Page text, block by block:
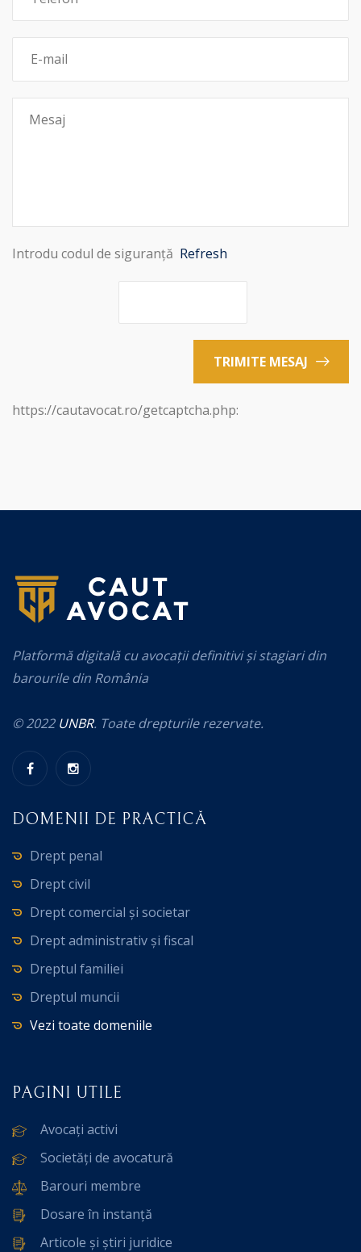
Introdu codul de siguranță Refresh
TRIMITE MESAJ
https://cautavocat.ro/getcaptcha.php:
Platformă digitală cu avocații definitivi și stagiari din
barourile din România
© 2022 UNBR. Toate drepturile rezervate.
DOMENII DE PRACTICĂ
Drept penal
Drept civil
Drept comercial și societar
Drept administrativ și fiscal
Dreptul familiei
Dreptul muncii
Vezi toate domeniile
PAGINI UTILE
Avocați activi
Societăți de avocatură
Barouri membre
Dosare în instanță
Articole și știri juridice